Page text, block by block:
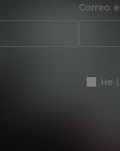
Correo
He